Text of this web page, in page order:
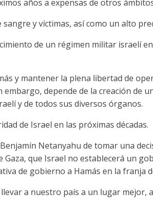
años a expensas de otros
y víctimas, así como un alto
de un régimen militar israelí
y mantener la plena libertad de
embargo, depende de la creación de
y de todos sus diversos órganos.
de Israel en las próximas décadas.
Netanyahu de tomar una
que Israel no establecerá un
de gobierno a Hamás en la franja
a nuestro país a un lugar mejor,